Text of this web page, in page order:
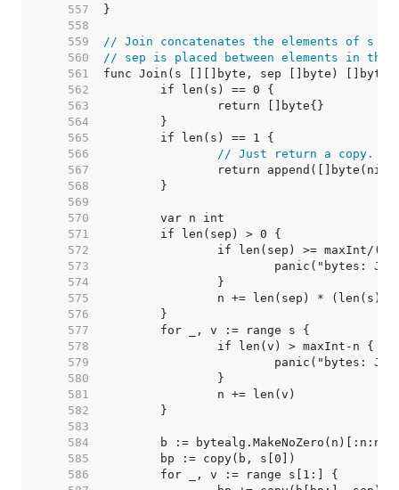
   557
   558
   559
// Join concatenates the elements of s
   560
// sep is placed between elements in
   561
   562
   563
   564
   565
   566
// Just return a copy.
   567
   568
   569
   570
   571
   572
   573
   574
   575
   576
   577
   578
   579
   580
   581
   582
   583
   584
   585
   586